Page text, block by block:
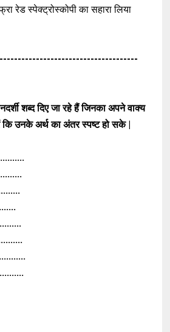
रेड स्पेक्ट्रोस्कोपी का सहारा लिया
शब्द दिए जा रहे हैं जिनका अपने वाक्य
उनके अर्थ का अंतर स्पष्ट हो सके |